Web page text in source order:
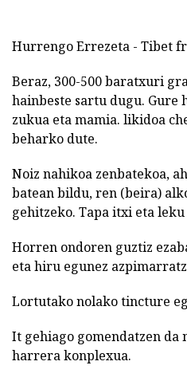
Hurrengo Errezeta - Tibet
Beraz, 300-500 baratxuri
hainbeste sartu dugu. Gure
zukua eta mamia. likidoa
beharko dute.
Noiz nahikoa zenbatekoa,
batean bildu, ren (beira)
gehitzeko. Tapa itxi eta
Horren ondoren guztiz
eta hiru egunez
Lortutako nolako tincture
It gehiago gomendatzen
harrera konplexua.